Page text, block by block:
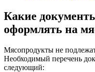
Какие
оформлять на
Мясопродукты не
Необходимый перечень
следующий: